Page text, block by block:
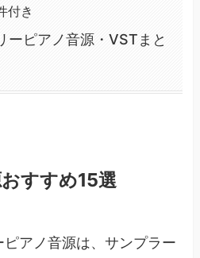
付き
ーピアノ音源・VSTまと
すすめ15選
アノ音源は、サンプラー